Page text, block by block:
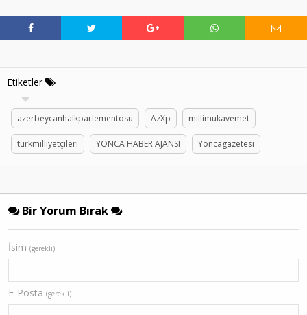
Etiketler
azerbeycanhalkparlementosu AzXp millimukavemet
türkmilliyetçileri YONCA HABER AJANSI Yoncagazetesi
Bir Yorum Bırak
İsim (gerekli)
E-Posta (gerekli)